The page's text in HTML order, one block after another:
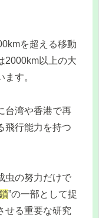
を超える移動
2000km以上の大
す。
台湾や香港で再
飛行能力を持つ
虫の努力だけで
”の一部として捉
せる重要な研究